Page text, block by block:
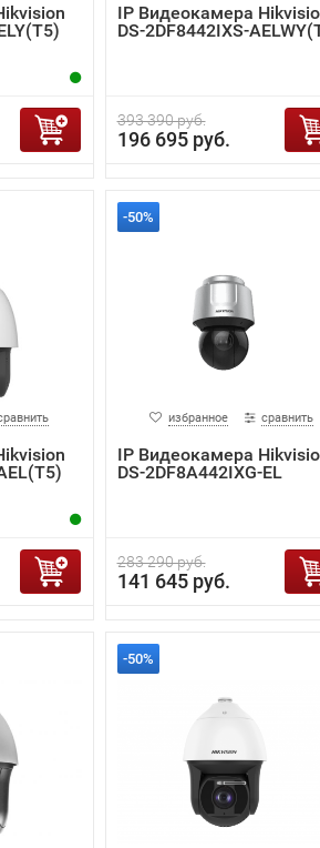
IP Видеокамера
DS-2DF8442IXS-
393 390 руб.
196 695 руб.
-50%
избранное сравнить
IP Видеокамера
DS-2DF8A442IXG-EL
283 290 руб.
141 645 руб.
-50%